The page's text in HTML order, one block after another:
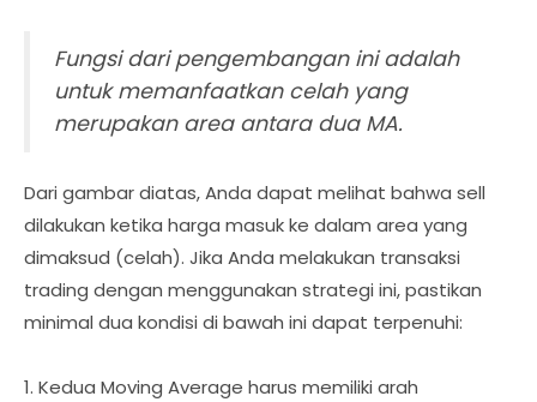
Fungsi dari pengembangan ini adalah
untuk memanfaatkan celah yang
merupakan area antara dua MA.
Dari gambar diatas, Anda dapat melihat bahwa sell
dilakukan ketika harga masuk ke dalam area yang
dimaksud (celah). Jika Anda melakukan transaksi
trading dengan menggunakan strategi ini, pastikan
minimal dua kondisi di bawah ini dapat terpenuhi:
1. Kedua Moving Average harus memiliki arah